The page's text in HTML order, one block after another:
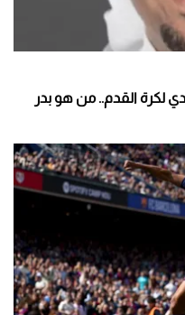
لكرة القدم.. من هو بدر